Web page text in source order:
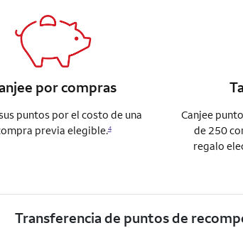
por compras
puntos por el costo de una
previa elegible.4
Canjee
de 250
regalo
Transferencia de puntos de